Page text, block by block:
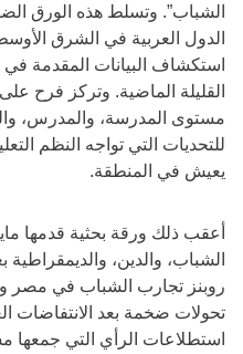
الشباب”. وتسلط هذه الورق
الدول العربية في الشرق
استكشاف البيانات المقدمة في
القليلة الماضية. وتركز فرح
مستوى المدرسة، والمدرس،
للتحديات التي تواجه النظم
يعيش في المنطقة.
أعقب ذلك ورقة بحثية قدمها
الشباب، والدين، والديمقراطية
روبنز تجارب الشباب في مصر و
تحولات ضخمة بعد الانتفاضات
استطلاعات الرأي التي جمعها